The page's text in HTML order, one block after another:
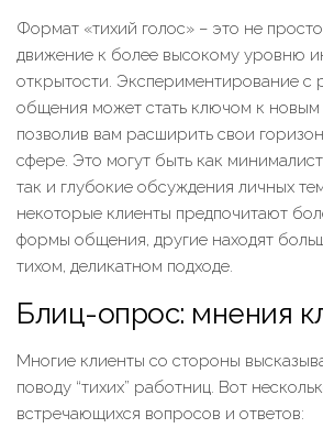
Формат «тихий голос» – это не
движение к более высокому уровню
открытости. Экспериментирование с
общения может стать ключом к новым
позволив вам расширить свои
сфере. Это могут быть как
так и глубокие обсуждения личных
некоторые клиенты предпочитают
формы общения, другие находят
тихом, деликатном подходе.
Блиц-опрос: мнения
Многие клиенты со стороны
поводу “тихих” работниц. Вот
встречающихся вопросов и ответов: